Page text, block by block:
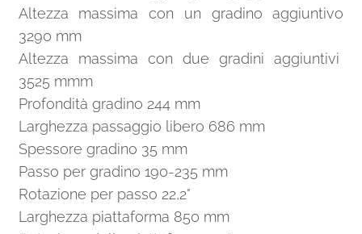
Altezza massima con un gradino aggiuntivo
3290 mm
Altezza massima con due gradini aggiuntivi
3525 mmm
Profondità gradino 244 mm
Larghezza passaggio libero 686 mm
Spessore gradino 35 mm
Passo per gradino 190-235 mm
Rotazione per passo 22,2°
Larghezza piattaforma 850 mm